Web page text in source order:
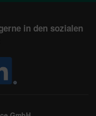
in den sozialen